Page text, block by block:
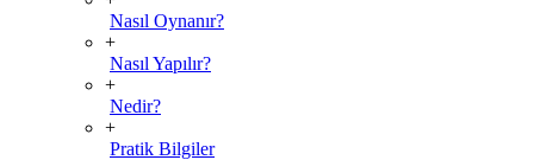
Nasıl Oynanır?
+
Nasıl Yapılır?
+
Nedir?
+
Pratik Bilgiler